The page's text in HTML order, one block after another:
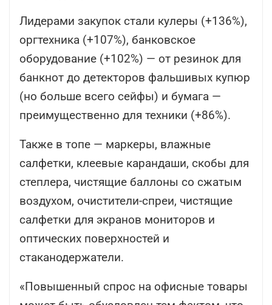
Лидерами закупок стали кулеры (+136%),
оргтехника (+107%), банковское
оборудование (+102%) — от резинок для
банкнот до детекторов фальшивых купюр
(но больше всего сейфы) и бумага —
преимущественно для техники (+86%).
Также в топе — маркеры, влажные
салфетки, клеевые карандаши, скобы для
степлера, чистящие баллоны со сжатым
воздухом, очистители-спреи, чистящие
салфетки для экранов мониторов и
оптических поверхностей и
стаканодержатели.
«Повышенный спрос на офисные товары